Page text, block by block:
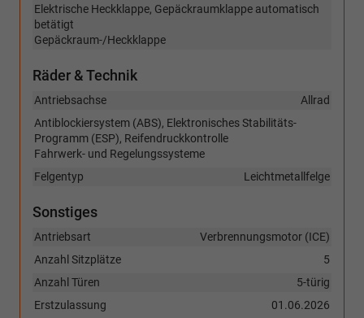
Elektrische Heckklappe, Gepäckraumklappe automatisch
betätigt
Gepäckraum-/Heckklappe
Räder & Technik
Allrad
Antriebsachse
Antiblockiersystem (ABS), Elektronisches Stabilitäts-
Programm (ESP), Reifendruckkontrolle
Fahrwerk- und Regelungssysteme
Leichtmetallfelge
Felgentyp
Sonstiges
Verbrennungsmotor (ICE)
Antriebsart
5
Anzahl Sitzplätze
5-türig
Anzahl Türen
01.06.2026
Erstzulassung